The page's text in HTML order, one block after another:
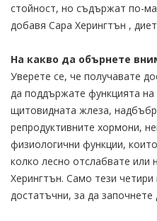
стойност, но съдържат по-
добавя Сара Херингтън ,
На какво да обърнете
Уверете се, че получавате
да поддържате функцията
щитовидната жлеза,
репродуктивните хормони,
физиологични функции,
колко лесно отслабвате или
Херингтън. Само тези
достатъчни, за да започнете